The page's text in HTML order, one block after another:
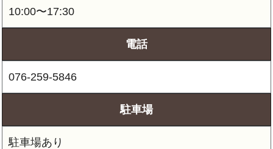
10:00〜17:30
電話
076-259-5846
駐車場
駐車場あり